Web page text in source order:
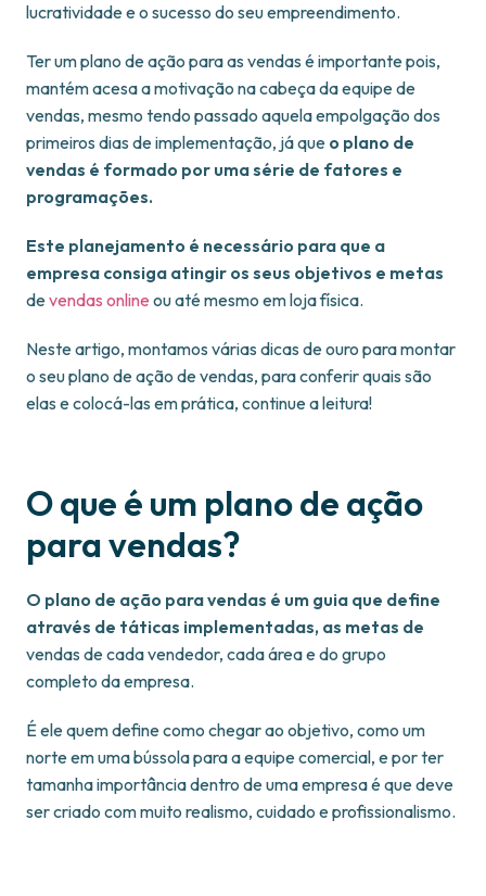
lucratividade e o sucesso do seu empreendimento.
Ter um plano de ação para as vendas é importante pois,
mantém acesa a motivação na cabeça da equipe de
vendas, mesmo tendo passado aquela empolgação dos
primeiros dias de implementação, já que o plano de
vendas é formado por uma série de fatores e
programações.
Este planejamento é necessário para que a
empresa consiga atingir os seus objetivos e metas
devendas online ou até mesmo em loja física.
Neste artigo, montamos várias dicas de ouro para montar
o seu plano de ação de vendas, para conferir quais são
elas e colocá-las em prática, continue a leitura!
O que é um plano de ação
para vendas?
O plano de ação para vendas é um guia que define
através de táticas implementadas, as metas de
vendas de cada vendedor, cada área e do grupo
completo da empresa.
É ele quem define como chegar ao objetivo, como um
norte em uma bússola para a equipe comercial, e por ter
tamanha importância dentro de uma empresa é que deve
ser criado com muito realismo, cuidado e profissionalismo.